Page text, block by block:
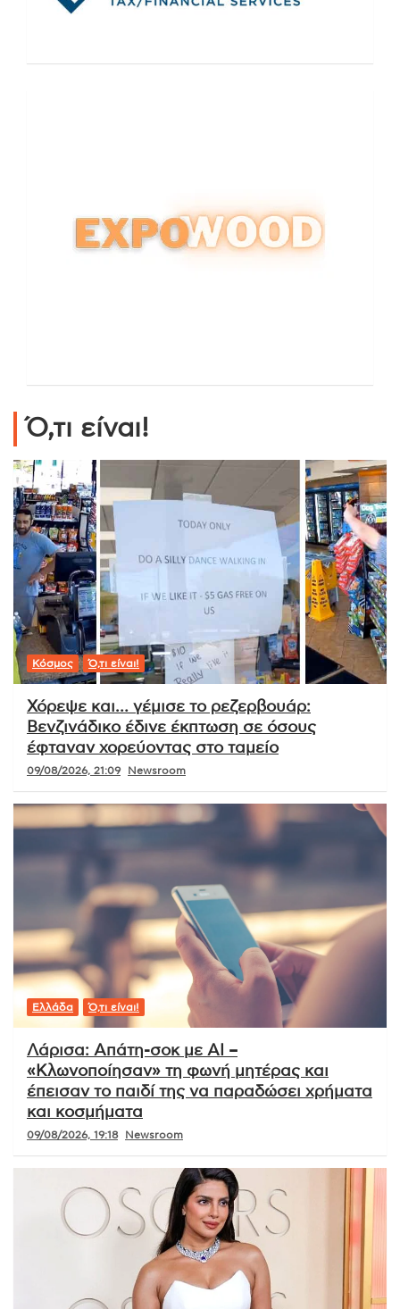
Ό,τι είναι!
Κόσμος Ό,τι είναι!
Χόρεψε και… γέμισε το ρεζερβουάρ:
Βενζινάδικο έδινε έκπτωση σε όσους
έφταναν χορεύοντας στο ταμείο
09/08/2026, 21:09 Newsroom
Ελλάδα Ό,τι είναι!
Λάρισα: Απάτη-σοκ με AI –
«Κλωνοποίησαν» τη φωνή μητέρας και
έπεισαν το παιδί της να παραδώσει χρήματα
και κοσμήματα
09/08/2026, 19:18 Newsroom